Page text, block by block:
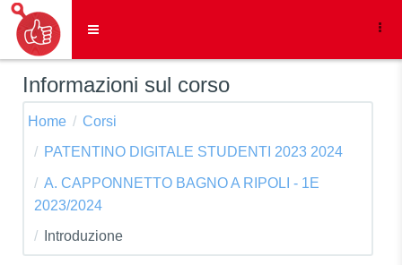
Pannello laterale
Vai al contenuto principale
Informazioni sul corso
Home Corsi
PATENTINO DIGITALE STUDENTI 2023 2024
A. CAPPONNETTO BAGNO A RIPOLI - 1E
2023/2024
Introduzione